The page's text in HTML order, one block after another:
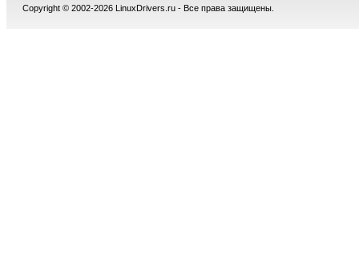
Copyright © 2002-2026 LinuxDrivers.ru - Все права защищены.